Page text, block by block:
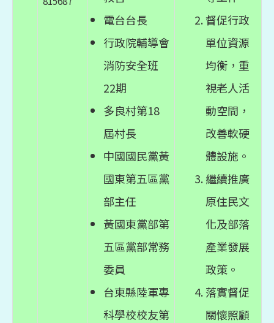
電台台長
行政院輔導會
消防安全班
22期
多良村第18
屆村長
中國國民黨黃
國東第五區黨
部主任
黃國東黨部第
五區黨部常務
委員
台東縣陸軍專
科學校校友第
督促行政
單位資源
均衡，重
視老人活
動空間，
改善軟硬
體設施。
繼續推廣
原住民文
化及部落
產業發展
政策。
落實督促
關懷照顧